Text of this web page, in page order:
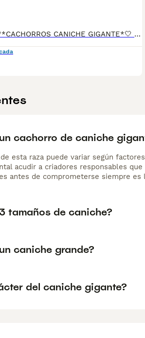
📲677983742 - 613283995 🤍*CACHORROS CANICHE GIGANTE*🤍 ¿Buscas un nuevo compañero para tu hogar? ❤️ Tenemos preciosos cachorros listos para encontrar una familia responsable. ✅ Vacunados ✅ Desparasitados ✅ Cartilla sanitaria ✅ Garantías incluidas ✅ Máxima atención y cuidado Se hacen envíos a toda España: Andalucía: Almería, Cádiz, Córdoba, Granada, Huelva, Jaén, Málaga, Sevilla.Aragón: Huesca, Teruel, Zaragoza.Asturias: Oviedo.Baleares: Palma.Canarias: Las Palmas de Gran Canaria, Santa Cruz de Tenerife.Cantabria: Santander.Castilla-La Mancha: Albacete, Ciudad Real, Cuenca, Guadalajara, Toledo.Castilla y León: Ávila, Burgos, León, Palencia, Salamanca, Segovia, Soria, Valladolid, Zamora.Cataluña: Barcelona, Gerona (Girona), Lérida (Lleida), Tarragona.Comunidad Valenciana: Alicante, Castellón de la Plana, Valencia.Extremadura: Badajoz, Cáceres.Galicia: La Coruña (A Coruña), Lugo, Orense (Ourense), Pontevedra.La Rioja: Logroño.Madrid: Madrid.Murcia: Murcia.Navarra: Pamplona.País Vasco: Bilbao (Vizcaya), San Sebastián (Guipúzcoa), Vitoria (Álava). 🐾 Cachorros sanos, sociables y criados con mucho cariño. 📲 ¡Pregunta sin compromiso por disponibilidad, fotos y precios por mensaje privado!
cachorro de caniche
esta raza puede variar según
acudir a criadores responsables
antes de comprometerse siempre es
tamaños de caniche?
caniche grande?
del caniche gigante?